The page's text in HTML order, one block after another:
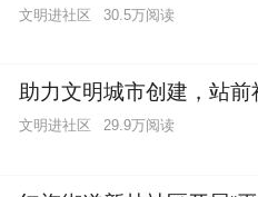
文明进社区 30.5万阅读
助力文明城市创建，站前
文明进社区 29.9万阅读